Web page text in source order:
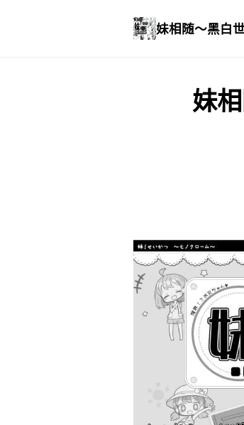
妹相随～黑白
妹